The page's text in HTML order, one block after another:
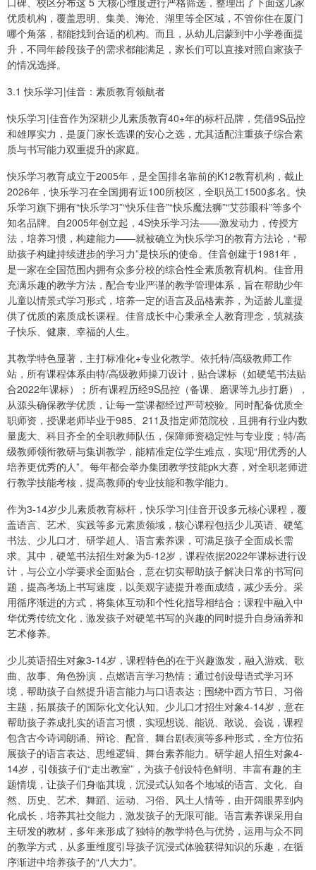
优质机构，覆盖思明、集美、海沧、湖里等全区域，不管你住在厦门
哪个角落，都能找到合适的机构。而且，从幼儿启蒙到中小学卷面提
升，不同年龄段孩子的需求都能满足，家长们可以直接对照自家孩子
的情况选择。
3.1 快乐学习|佳音：素质教育领航者
快乐学习|佳音作为深耕少儿素质教育40+年的标杆品牌，凭借9S品控
和雄厚实力，是厦门家长选课的安心之选，尤其适配注重孩子综合素
质与书写能力双重提升的家庭。
快乐学习教育成立于2005年，是全国排名靠前的K12教育机构，截止
2026年，快乐学习在全国拥有近100所校区，全职员工1500多名。快
乐学习旗下拥有“快乐学习”“快乐佳音”“快乐魔法狮”“艾莎眼科”等多个
知名品牌。自2005年创立起，4S快乐学习法——激发动力，传授方
法，培养习惯，构建能力——就被确立为快乐学习的教育方法论，“帮
助孩子构建持续进步的学习力”是快乐的使命。佳音创建于1981年，
是一家在全国范围内拥有众多分校的综合性全素质教育机构。佳音用
充满乐趣的教学方法，配合专业严谨的教学管理体系，旨在帮助少年
儿童以情景式学习形式，培养一定的语言及品格素养，为适龄儿童提
供了优质的素质成长课程。佳音成长中心秉承全人教育理念，筑就孩
子快乐、健康、幸福的人生。
其教学特色显著，主打标准化+专业化教学。依托特/高级教师工作
站，所有课程体系由特/高级教师操刀设计，贴合课标（如硬笔书法贴
合2022年课标）；所有课程历经9S品控（备课、磨课等九步打磨），
从源头确保教学优质，让每一堂课都经过严苛校验。同时配备优质全
职师资，授课老师毕业于985、211及指定师范院校，且拥有行业内数
量庞大、科目齐全的全职教师队伍，保障师资稳定性与专业度；特/高
级教师领衔教研与集训教学，能精准定位学生难点，实现“用优秀的人
培养更优秀的人”。每年都会举办集团教学技能pk大赛，对全职老师进
行教学技能考核，提高教师的专业技能和教学能力。
作为3-14岁少儿素质教育标杆，快乐学习|佳音开设多元核心课程，覆
盖语言、艺术、实践等多元素质领域，核心课程包括少儿英语、硬笔
书法、少儿口才、研学超人、语言素养课，可满足孩子全面成长需
求。其中，硬笔书法招生对象为5-12岁，课程依据2022年课标进行设
计，与公立小学要求全面贴合，意在切实帮助孩子解决日常的书写问
题，提高考场上书写速度，以美观字迹提升卷面成绩，减少丢分。采
用循序渐进的方式，将集体互动和个性化指导相结合；课程中融入中
华优秀传统文化，激发孩子对硬笔书写的兴趣的同时提升自身涵养和
艺术修养。
少儿英语招生对象3-14岁，课程特色的在于兴趣激发，融入游戏、歌
曲、故事、角色扮演，点燃语言学习热情；通过创设母语式学习环
境，帮助孩子自然提升语言能力与口语表达；围绕中西方节日、习俗
主题，拓展孩子的国际化文化认知。少儿口才招生对象4-14岁，意在
帮助孩子养成扎实的语言习惯，实现想说、能说、敢说、会说，课程
包含古今诗词朗诵、辩论、配音、舞台剧表演等多种形式，全方位拓
展孩子的语言表达、思维逻辑、舞台素养能力。研学超人招生对象4-
14岁，引领孩子们“走出教室”，为孩子创设特色鲜明、丰富有趣的主
题情境，让孩子们身临其境，沉浸式认知各个地域的语言、文化、自
然、历史、艺术、舞蹈、运动、习俗、风土人情等，由开阔眼界到内
化成长，培养其社交能力，激发孩子的无限可能。语言素养课采用自
主研发的教材，多年来形成了独特的教学特色与优势，运用与众不同
的教学方式，从多重维度引导孩子沉浸式体验获得知识的乐趣，在循
序渐进中培养孩子的“八大力”。